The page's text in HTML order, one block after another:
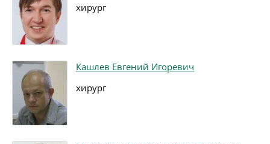
хирург
Кашлев Евгений Игоревич
хирург